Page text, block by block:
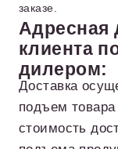
заказе.
Адресная
клиента
дилером:
Доставка
подъем
стоимость